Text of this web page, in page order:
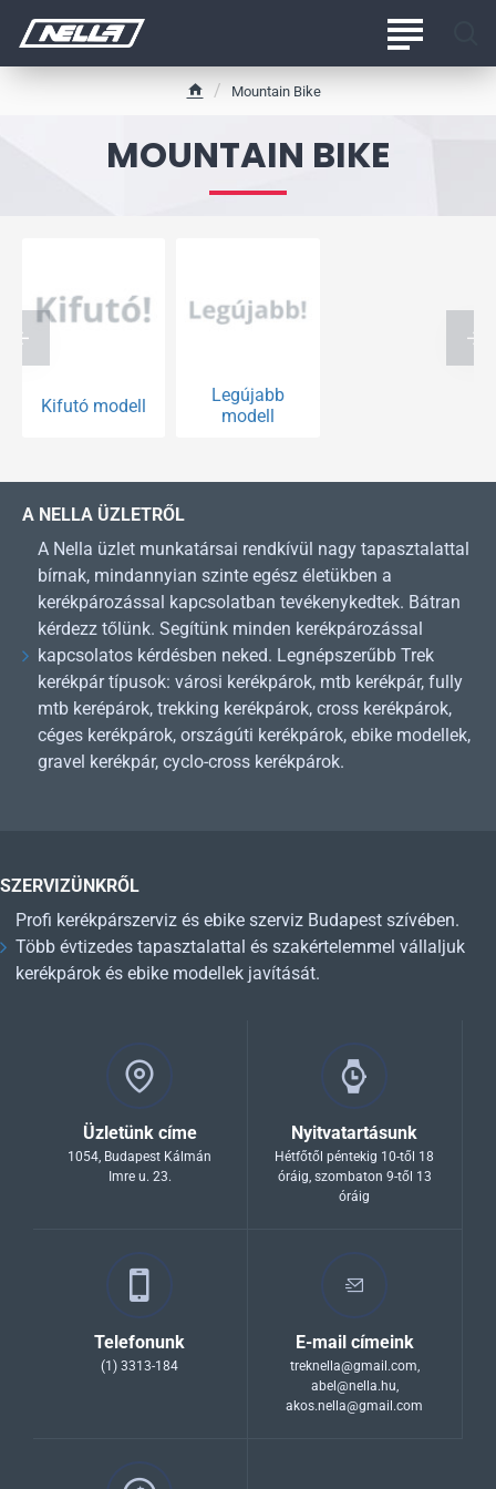
MOUNTAIN BIKE
m
e
Mountain Bike
Kifutó modell
Legújabb
modell
A NELLA ÜZLETRŐL
A Nella üzlet munkatársai rendkívül nagy tapasztalattal
bírnak, mindannyian szinte egész életükben a
kerékpározással kapcsolatban tevékenykedtek. Bátran
kérdezz tőlünk. Segítünk minden kerékpározással
kapcsolatos kérdésben neked. Legnépszerűbb Trek
kerékpár típusok: városi kerékpárok, mtb kerékpár, fully
mtb kerépárok, trekking kerékpárok, cross kerékpárok,
céges kerékpárok, országúti kerékpárok, ebike modellek,
gravel kerékpár, cyclo-cross kerékpárok.
SZERVIZÜNKRŐL
Profi kerékpárszerviz és ebike szerviz Budapest szívében.
Több évtizedes tapasztalattal és szakértelemmel vállaljuk
kerékpárok és ebike modellek javítását.
Üzletünk címe
1054, Budapest Kálmán
Imre u. 23.
Nyitvatartásunk
Hétfőtől péntekig 10-től 18
óráig, szombaton 9-től 13
óráig
Telefonunk
(1) 3313-184
E-mail címeink
treknella@gmail.com,
abel@nella.hu,
akos.nella@gmail.com